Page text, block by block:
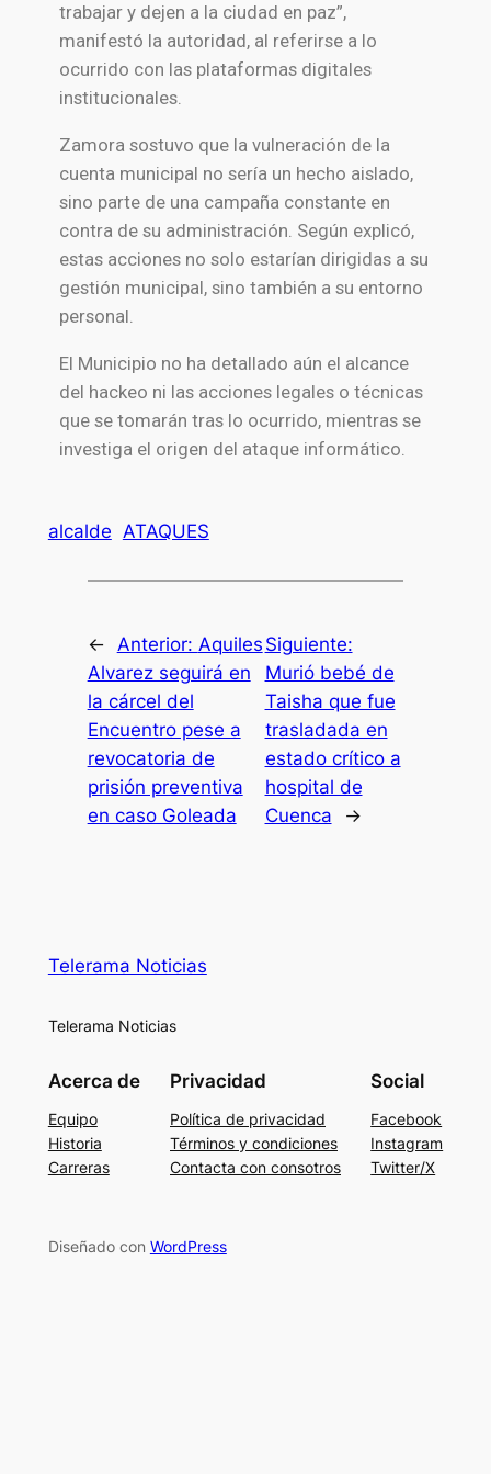
trabajar y dejen a la ciudad en paz”,
manifestó la autoridad, al referirse a lo
ocurrido con las plataformas digitales
institucionales.
Zamora sostuvo que la vulneración de la
cuenta municipal no sería un hecho aislado,
sino parte de una campaña constante en
contra de su administración. Según explicó,
estas acciones no solo estarían dirigidas a su
gestión municipal, sino también a su entorno
personal.
El Municipio no ha detallado aún el alcance
del hackeo ni las acciones legales o técnicas
que se tomarán tras lo ocurrido, mientras se
investiga el origen del ataque informático.
alcalde ATAQUES
← Anterior: Aquiles
Alvarez seguirá en
la cárcel del
Encuentro pese a
revocatoria de
prisión preventiva
en caso Goleada
Siguiente:
Murió bebé de
Taisha que fue
trasladada en
estado crítico a
hospital de
Cuenca
→
Telerama Noticias
Telerama Noticias
Acerca de
Equipo
Historia
Carreras
Privacidad
Política de privacidad
Términos y condiciones
Contacta con consotros
Social
Facebook
Instagram
Twitter/X
Diseñado con WordPress